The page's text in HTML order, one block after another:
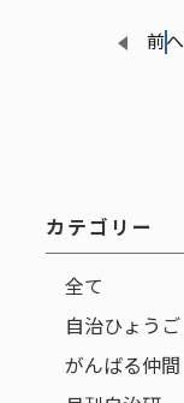
前へ
カテゴリー
全て
自治ひょうご
がんばる仲間